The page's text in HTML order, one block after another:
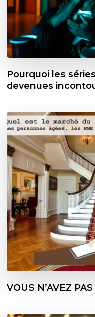
Pourquoi les
devenues
VOUS N’AVEZ